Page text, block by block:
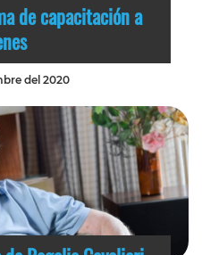
de capacitación a
del 2020